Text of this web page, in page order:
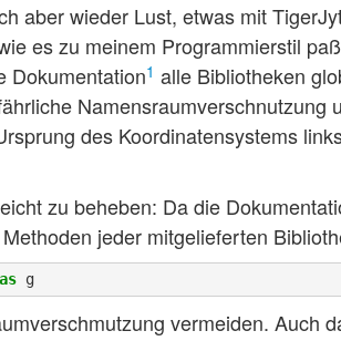
aber wieder Lust, etwas mit
es zu meinem Programmierstil
Dokumentation1 alle Bibliotheken
Namensraumverschnutzung
des Koordinatensystems
zu beheben: Da die
jeder mitgelieferten
as
vermeiden. Auch